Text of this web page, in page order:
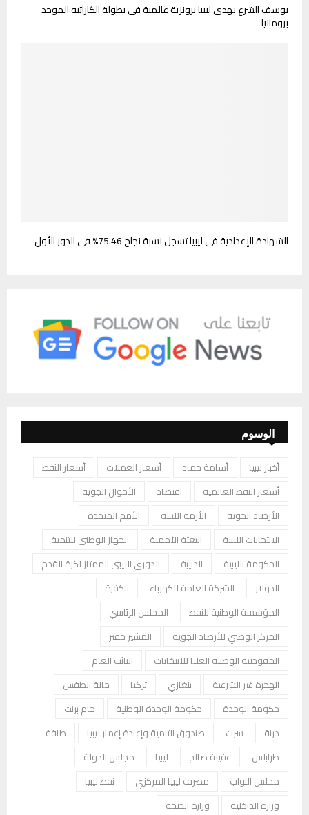
يوسف الشرع يهدي ليبيا برونزية عالمية في بطولة الكاراتيه الموحد
برومانيا
الشهادة الإعدادية في ليبيا تسجل نسبة نجاح 75.46% في الدور الأول
الوسوم
أخبار ليبيا أسامة حماد أسعار العملات
أسعار النفط
أسعار النفط العالمية
اقتصاد
الأحوال الجوية
الأرصاد الجوية
الأزمة الليبية
الأمم المتحدة
الانتخابات الليبية
البعثة الأممية
الجهاز الوطني للتنمية
الحكومة الليبية
الدبيبة
الدوري الليبي الممتاز لكرة القدم
الدولار
الشركة العامة للكهرباء
الكفرة
المؤسسة الوطنية للنفط
المجلس الرئاسي
المركز الوطني للأرصاد الجوية
المشير حفتر
المفوضية الوطنية العليا للانتخابات
النائب العام
الهجرة غير الشرعية
بنغازي تركيا
حالة الطقس
حكومة الوحدة
حكومة الوحدة الوطنية
خام برنت
درنة
سرت صندوق التنمية وإعادة إعمار ليبيا
طاقة
طرابلس
عقيلة صالح ليبيا
مجلس الدولة
مجلس النواب
مصرف ليبيا المركزي
نفط ليبيا
وزارة الداخلية
وزارة الصحة